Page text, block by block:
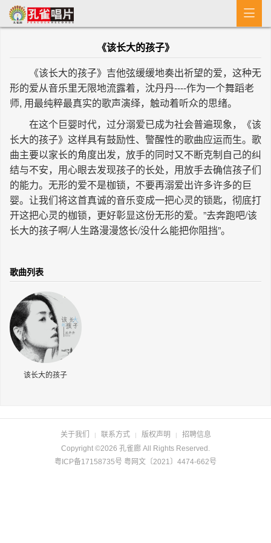
首 页
MV
新闻
艺人介绍
专辑
收歌
长按识别二维码

《该长大的孩子》
《该长大的孩子》吉他弦缓缓地奏出祈望的爱，这种无
形的爱从音乐里无限地流露着，沈丹丹----作为一个舞蹈老
师, 用最纯粹最真实的歌声演绎，触动着听众的思绪。
在这个巨婴时代，过分溺爱已成为社会普遍现象，《该
长大的孩子》这样具有鼓励性、警醒性的歌曲应运而生。歌
曲主要以家长的角度出发，放手的同时又不断克制自己的纠
结与不安，用心眼去发现孩子的长处，用放手去确信孩子们
的能力。无形的爱不是枷锁，不要再溺爱出许多许多的巨
婴。让我们将这首真诚的音乐变成一把心灵的锁匙，彻底打
开这把心灵的枷锁，更好彰显这份无形的爱。”去奔跑吧/该
长大的孩子啊/人生路漫漫悠长/没什么能把你阻挡”。
歌曲列表
该长大的孩子
关于我们 联系方式 版权声明
招聘信息
Copyright ©2026 孔雀廊 All Rights Reserved.
粤ICP备17158735号 粤网文〔2021〕4474-662号